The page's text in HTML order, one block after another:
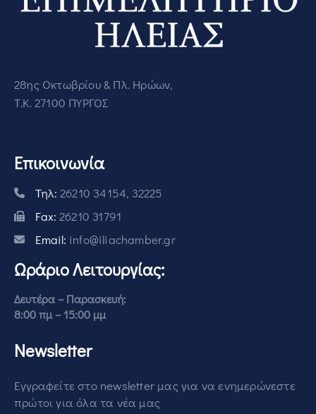
28ης Οκτωβρίου & Πλ. Ηρώων,
Τ.Κ. 27100 ΠΥΡΓΟΣ
Επικοινωνία
Τηλ: 26210 34154, 32225
Fax: 26210 31791
Email: info@iliachamber.gr
Ωράριο Λειτουργίας:
Δευτέρα – Παρασκευή:
8:00 πμ – 15:00 μμ
Newsletter
Εγγραφείτε στο newsletter μας για να ενημερώνεστε
πρώτοι για όλα τα νέα μας